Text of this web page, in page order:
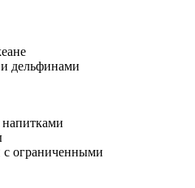
дельфинами
с ограниченными